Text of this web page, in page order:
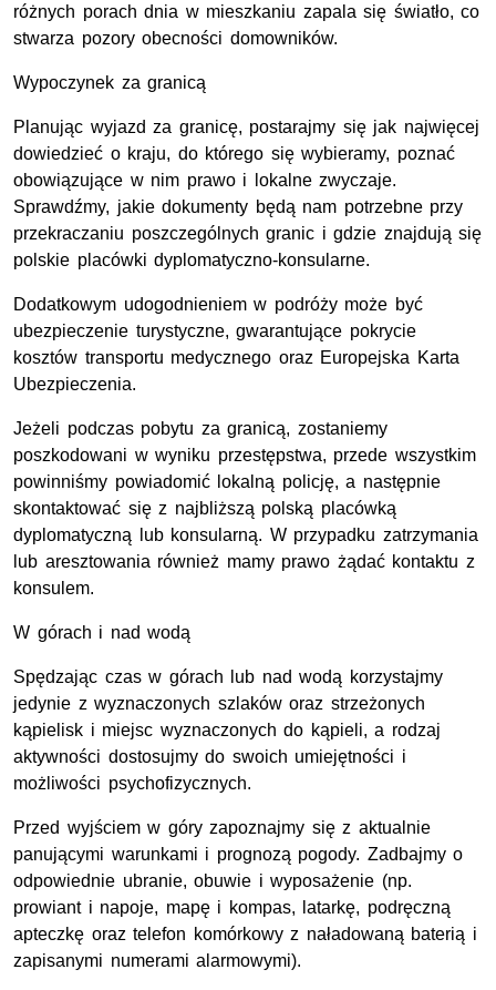
różnych porach dnia w mieszkaniu zapala się światło, co
stwarza pozory obecności domowników.
Wypoczynek za granicą
Planując wyjazd za granicę, postarajmy się jak najwięcej
dowiedzieć o kraju, do którego się wybieramy, poznać
obowiązujące w nim prawo i lokalne zwyczaje.
Sprawdźmy, jakie dokumenty będą nam potrzebne przy
przekraczaniu poszczególnych granic i gdzie znajdują się
polskie placówki dyplomatyczno-konsularne.
Dodatkowym udogodnieniem w podróży może być
ubezpieczenie turystyczne, gwarantujące pokrycie
kosztów transportu medycznego oraz Europejska Karta
Ubezpieczenia.
Jeżeli podczas pobytu za granicą, zostaniemy
poszkodowani w wyniku przestępstwa, przede wszystkim
powinniśmy powiadomić lokalną policję, a następnie
skontaktować się z najbliższą polską placówką
dyplomatyczną lub konsularną. W przypadku zatrzymania
lub aresztowania również mamy prawo żądać kontaktu z
konsulem.
W górach i nad wodą
Spędzając czas w górach lub nad wodą korzystajmy
jedynie z wyznaczonych szlaków oraz strzeżonych
kąpielisk i miejsc wyznaczonych do kąpieli, a rodzaj
aktywności dostosujmy do swoich umiejętności i
możliwości psychofizycznych.
Przed wyjściem w góry zapoznajmy się z aktualnie
panującymi warunkami i prognozą pogody. Zadbajmy o
odpowiednie ubranie, obuwie i wyposażenie (np.
prowiant i napoje, mapę i kompas, latarkę, podręczną
apteczkę oraz telefon komórkowy z naładowaną baterią i
zapisanymi numerami alarmowymi).